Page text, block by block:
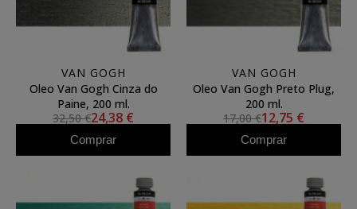
VAN GOGH
Oleo Van Gogh Cinza do
Paine, 200 ml.
32,50 €24,38 €
Comprar
VAN GOGH
Oleo Van Gogh Preto Plug,
200 ml.
17,00 €12,75 €
Comprar